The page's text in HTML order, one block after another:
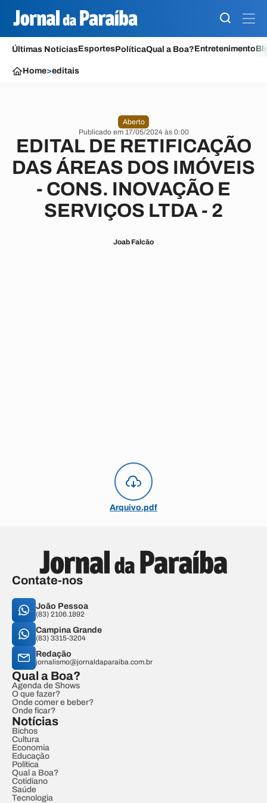
Últimas NotíciasEsportesPolíticaQual a Boa?Entretenimento
Home>editais
Aberto
Publicado em 17/05/2024 às 0:00
EDITAL DE RETIFICAÇÃO
DAS ÁREAS DOS IMÓVEIS
- CONS. INOVAÇÃO E
SERVIÇOS LTDA - 2
Joab Falcão
Arquivo.pdf
Contate-nos
João Pessoa
(83) 2106.1892
Campina Grande
(83) 3315-3204
Redação
jornalismo@jornaldaparaiba.com.br
Qual a Boa?
Agenda de Shows
O que fazer?
Onde comer e beber?
Onde ficar?
Notícias
Bichos
Cultura
Economia
Educação
Política
Qual a Boa?
Cotidiano
Saúde
Tecnologia